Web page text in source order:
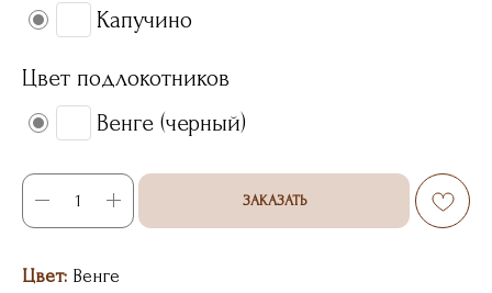
Капучино
Цвет подлокотников
Венге (черный)
ЗАКАЗАТЬ
Цвет: Венге